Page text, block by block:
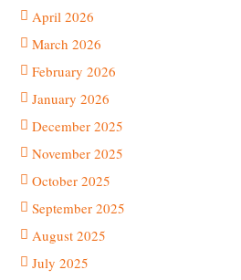
April 2026
March 2026
February 2026
January 2026
December 2025
November 2025
October 2025
September 2025
August 2025
July 2025